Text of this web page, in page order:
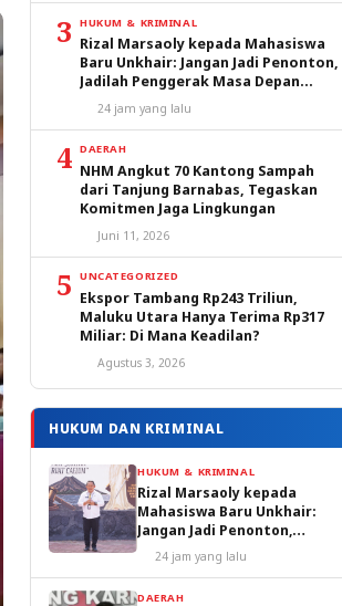
3 HUKUM & KRIMINAL
Rizal Marsaoly kepada Mahasiswa
Baru Unkhair: Jangan Jadi Penonton,
Jadilah Penggerak Masa Depan
Ternate dan Maluku Utara
24 jam yang lalu
4 DAERAH
NHM Angkut 70 Kantong Sampah
dari Tanjung Barnabas, Tegaskan
Komitmen Jaga Lingkungan
Juni 11, 2026
5 UNCATEGORIZED
Ekspor Tambang Rp243 Triliun,
Maluku Utara Hanya Terima Rp317
Miliar: Di Mana Keadilan?
Agustus 3, 2026
HUKUM DAN KRIMINAL
HUKUM & KRIMINAL
Rizal Marsaoly kepada
Mahasiswa Baru Unkhair:
Jangan Jadi Penonton,
Jadilah Penggerak Masa
Depan Ternate dan Maluku
24 jam yang lalu
DAERAH